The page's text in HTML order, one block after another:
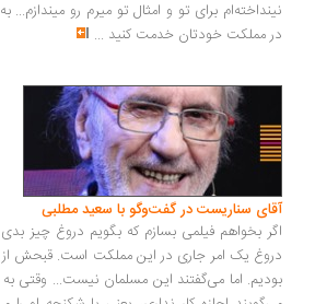
نینداخته‌ام برای تو و امثال تو میرم رو
در مملکت خودتان خدمت کنید ...
آقای سناریست در گفت‌وگو با سعید مطلبی
اگر بخواهم فیلمی بسازم که بگویم دروغ چیز
دروغ یک امر جاری در این مملکت است. قبحش از
بودیم. اما می‌گفتند این مسلمان نیست... وقتی